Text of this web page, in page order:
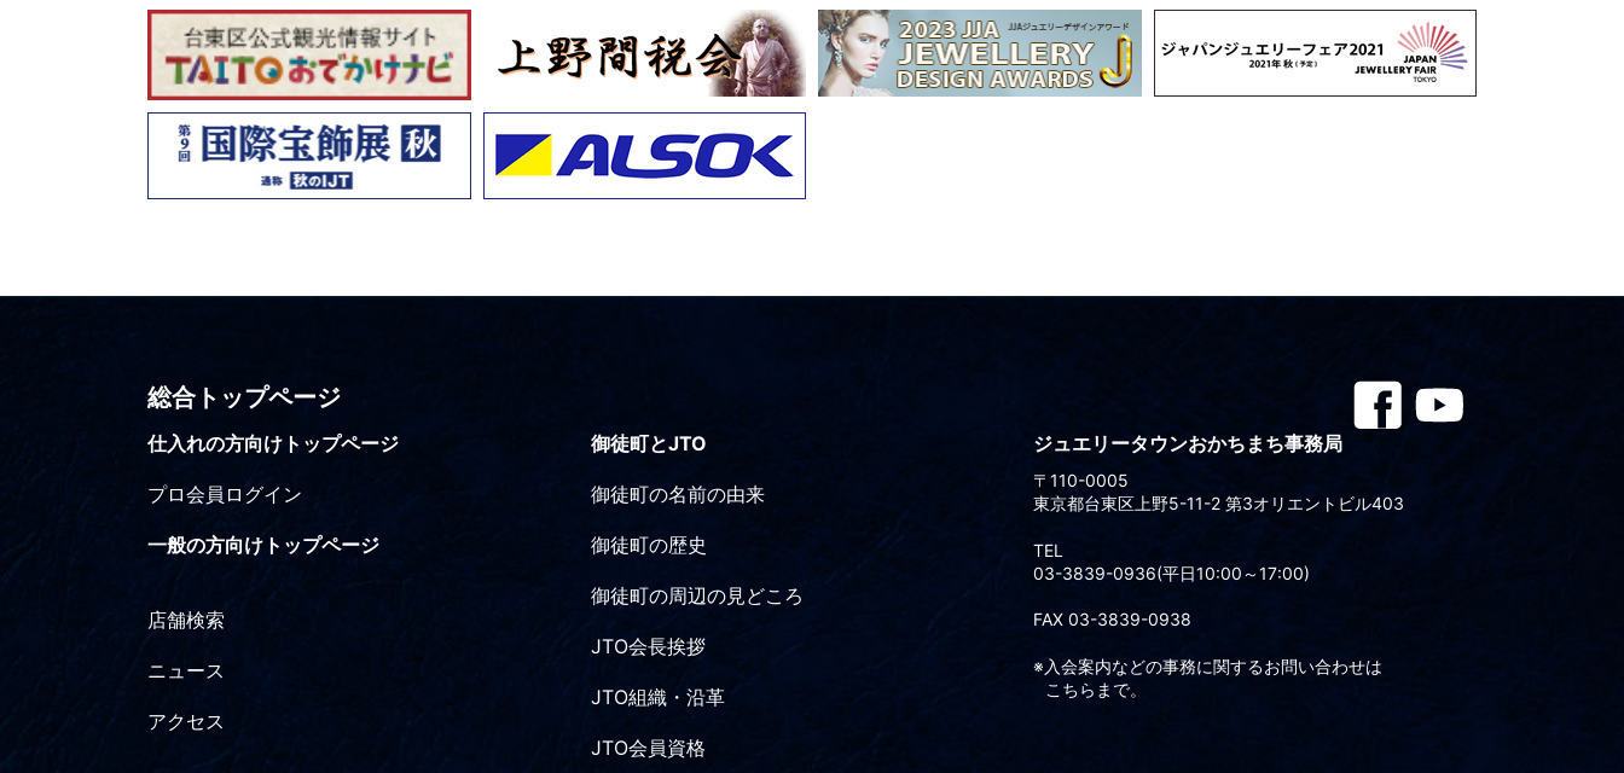
総合トップページ
仕入れの方向けトップページ
プロ会員ログイン
一般の方向けトップページ
店舗検索
ニュース
アクセス
御徒町とJTO
御徒町の名前の由来
御徒町の歴史
御徒町の周辺の見どころ
JTO会長挨拶
JTO組織・沿革
JTO会員資格
ジュエリータウンおかちまち事務局
〒110-0005
東京都台東区上野5-11-2 第3オリエントビル403
TEL
03-3839-0936(平日10:00～17:00)
FAX 03-3839-0938
※入会案内などの事務に関するお問い合わせは
こちらまで。